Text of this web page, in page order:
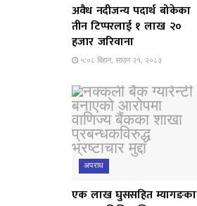
अवैध नदीजन्य पदार्थ बोकेका
तीन टिप्परलाई १ लाख २०
हजार जरिवाना
५:०८ बिहान, साउन २१, २०८३
अपराध
एक लाख घुससहित म्यागङका